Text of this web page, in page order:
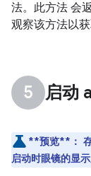
法。此方法 会
观察该方法以
启动
**预览**：
启动时眼镜的显